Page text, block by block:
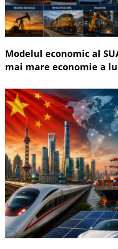
Modelul economic al
mai mare economie a